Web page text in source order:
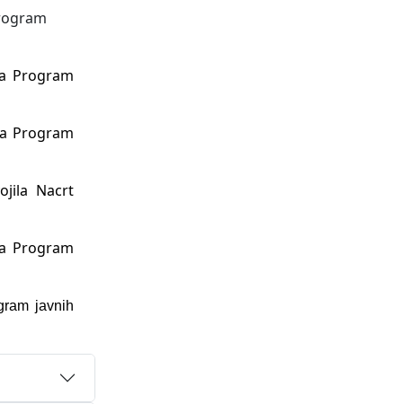
Program
Program
Nacrt
Program
javnih